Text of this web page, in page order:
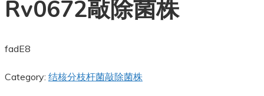
Rv0672敲除菌株
fadE8
Category: 结核分枝杆菌敲除菌株